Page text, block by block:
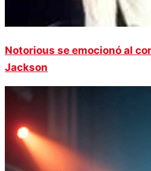
Notorious se emocionó al
Jackson